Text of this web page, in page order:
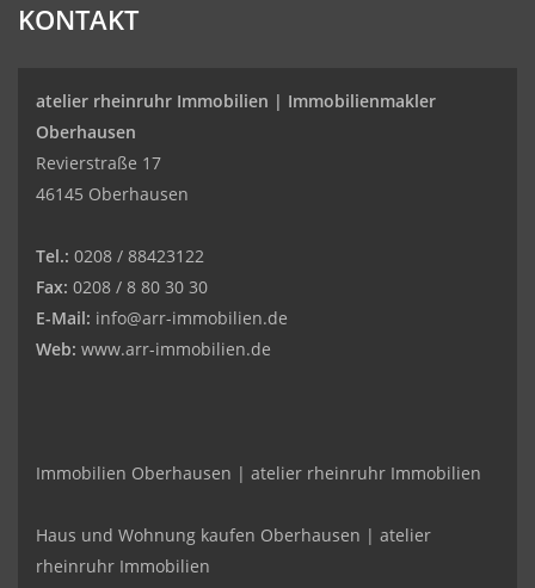
KONTAKT
atelier rheinruhr Immobilien | Immobilienmakler
Oberhausen
Revierstraße 17
46145 Oberhausen
Tel.: 0208 / 88423122
Fax: 0208 / 8 80 30 30
E-Mail: info@arr-immobilien.de
Web: www.arr-immobilien.de
Immobilien Oberhausen | atelier rheinruhr Immobilien
Haus und Wohnung kaufen Oberhausen | atelier
rheinruhr Immobilien